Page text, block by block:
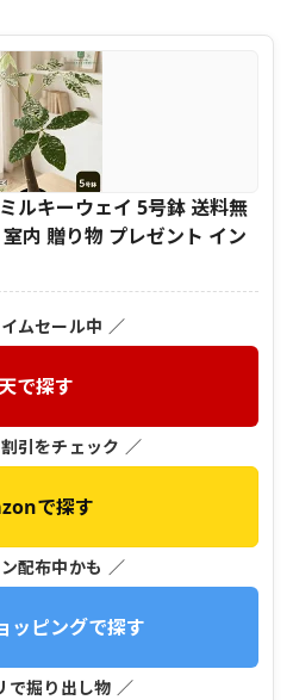
ルキーウェイ 5号鉢 送料無
内 贈り物 プレゼント イン
ムセール中 ／
で探す
引をチェック ／
で探す
配布中かも ／
ッピングで探す
で掘り出し物 ／